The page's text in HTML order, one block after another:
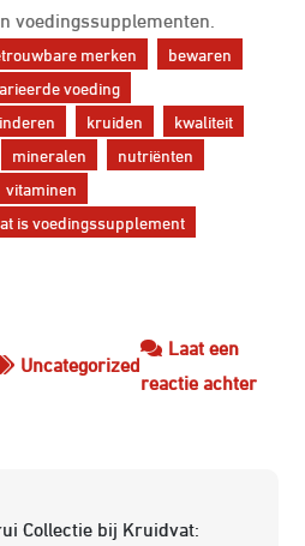
voedingssupplementen.
merken
bewaren
voeding
kruiden
kwaliteit
mineralen
nutriënten
vitaminen
is voedingssupplement
Uncategorized
Laat een
reactie achterop
Collectie bij Kruidvat: